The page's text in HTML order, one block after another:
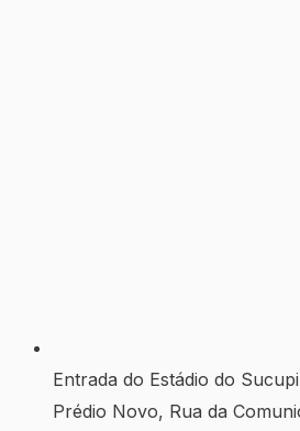
Entrada do Estádio do
Prédio Novo, Rua da